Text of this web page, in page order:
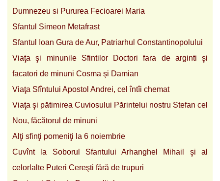
Dumnezeu si Pururea Fecioarei Maria
Sfantul Simeon Metafrast
Sfantul Ioan Gura de Aur, Patriarhul Constantinopolului
Viaţa şi minunile Sfintilor Doctori fara de arginti şi
facatori de minuni Cosma şi Damian
Viaţa Sfîntului Apostol Andrei, cel întîi chemat
Viaţa şi pătimirea Cuviosului Părintelui nostru Stefan cel
Nou, făcătorul de minuni
Alţi sfinţi pomeniţi la 6 noiembrie
Cuvînt la Soborul Sfantului Arhanghel Mihail şi al
celorlalte Puteri Cereşti fără de trupuri